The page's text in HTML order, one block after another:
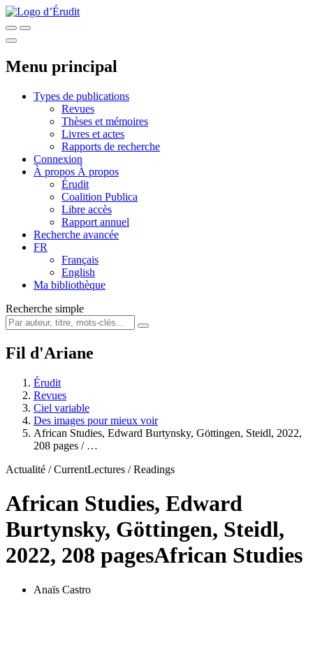
Menu principal
Types de publications
Revues
Thèses et mémoires
Livres et actes
Rapports de recherche
Connexion
À propos À propos
Érudit
Coalition Publica
Libre accès
Rapport annuel
Recherche avancée
FR
Français
English
Ma bibliothèque
Recherche simple
Fil d'Ariane
Érudit
Revues
Ciel variable
Des images pour mieux voir
African Studies, Edward Burtynsky, Göttingen, Steidl, 2022,
208 pages / …
Actualité / CurrentLectures / Readings
African Studies, Edward
Burtynsky, Göttingen, Steidl,
2022, 208 pagesAfrican Studies
Anaïs Castro